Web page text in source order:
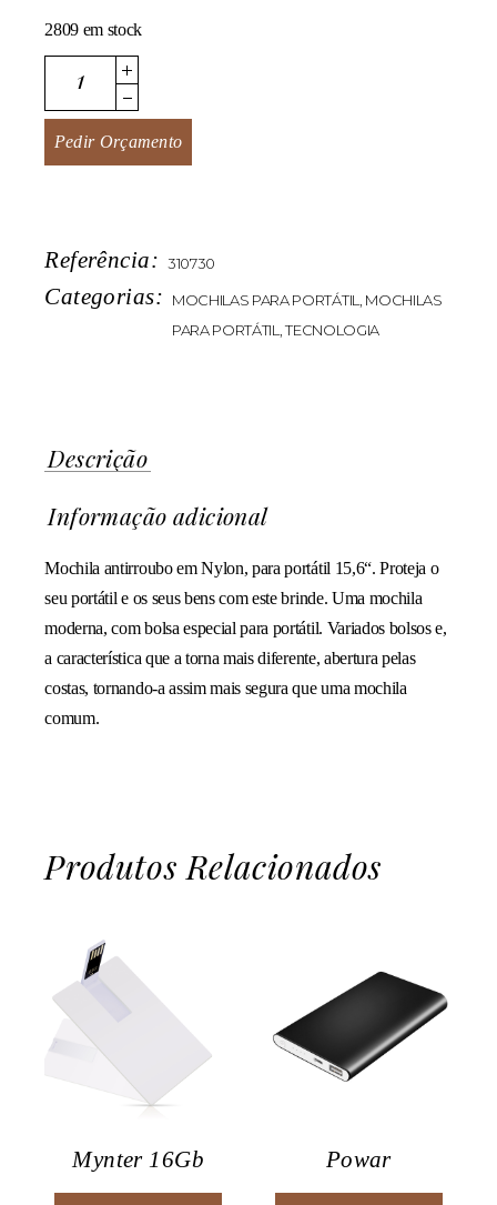
2809 em stock
Safback quantity
Pedir Orçamento
Referência: 310730
Categorias: MOCHILAS PARA PORTÁTIL, MOCHILAS
PARA PORTÁTIL,TECNOLOGIA
Descrição
Informação adicional
Mochila antirroubo em Nylon, para portátil 15,6“. Proteja o
seu portátil e os seus bens com este brinde. Uma mochila
moderna, com bolsa especial para portátil. Variados bolsos e,
a característica que a torna mais diferente, abertura pelas
costas, tornando-a assim mais segura que uma mochila
comum.
Produtos Relacionados
Mynter 16Gb Powar